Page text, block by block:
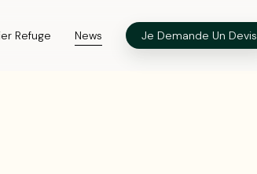
Refuge News Je Demande Un Devis